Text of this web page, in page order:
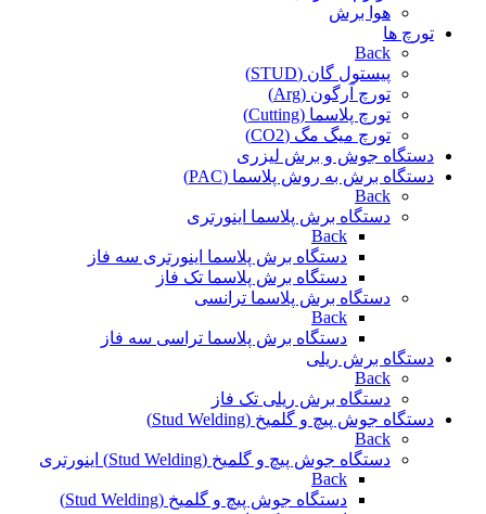
هوا برش
تورچ ها
Back
پیستول گان (STUD)
تورچ آرگون (Arg)
تورچ پلاسما (Cutting)
تورچ میگ مگ (CO2)
دستگاه جوش و برش لیزری
دستگاه برش به روش پلاسما (PAC)
Back
دستگاه برش پلاسما اینورتری
Back
دستگاه برش پلاسما اینورتری سه فاز
دستگاه برش پلاسما تک فاز
دستگاه برش پلاسما ترانسی
Back
دستگاه برش پلاسما تراسی سه فاز
دستگاه برش ریلی
Back
دستگاه برش ریلی تک فاز
دستگاه جوش پیچ و گلمیخ (Stud Welding)
Back
دستگاه جوش پیچ و گلمیخ (Stud Welding) اینورتری
Back
دستگاه جوش پیچ و گلمیخ (Stud Welding)